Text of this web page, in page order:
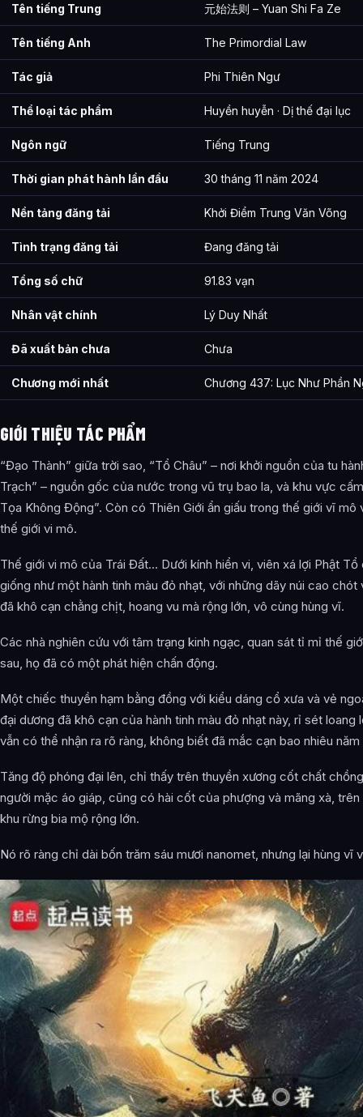
Cảnh giới tu luyện của Nguyên Thủy Pháp Tắc như thế nào?
Nguyên Thủy Pháp Tắc xuất hiện trong tác phẩm nào?
Thông tin về Nguyên Thủy Pháp Tắc được tổng hợp từ đâu?
Tên tiếng Trung 元始法则 – Yuan Shi Fa Ze
Tên tiếng Anh The Primordial Law
Tác giả Phi Thiên Ngư
Thể loại tác phẩm Huyền huyễn · Dị thế đại lục
Ngôn ngữ Tiếng Trung
Thời gian phát hành lần đầu 30 tháng 11 năm 2024
Nền tảng đăng tải Khởi Điểm Trung Văn Võng
Tình trạng đăng tải Đang đăng tải
Tổng số chữ 91.83 vạn
Nhân vật chính Lý Duy Nhất
Đã xuất bản chưa Chưa
Chương mới nhất Chương 437: Lục Như Phần
GIỚI THIỆU TÁC PHẨM
“Đạo Thành” giữa trời sao, “Tổ Châu” – nơi khởi nguồn của tu
Trạch” – nguồn gốc của nước trong vũ trụ bao la, và khu vực
Tọa Không Động”. Còn có Thiên Giới ẩn giấu trong thế giới vĩ mô
thế giới vi mô.
Thế giới vi mô của Trái Đất… Dưới kính hiển vi, viên xá lợi Phật Tổ
giống như một hành tinh màu đỏ nhạt, với những dãy núi cao
đã khô cạn chằng chịt, hoang vu mà rộng lớn, vô cùng hùng vĩ.
Các nhà nghiên cứu với tâm trạng kinh ngạc, quan sát tỉ mỉ thế
sau, họ đã có một phát hiện chấn động.
Một chiếc thuyền hạm bằng đồng với kiểu dáng cổ xưa và vẻ
đại dương đã khô cạn của hành tinh màu đỏ nhạt này, rỉ sét
vẫn có thể nhận ra rõ ràng, không biết đã mắc cạn bao nhiêu năm
Tăng độ phóng đại lên, chỉ thấy trên thuyền xương cốt chất
người mặc áo giáp, cũng có hài cốt của phượng và mãng xà,
khu rừng bia mộ rộng lớn.
Nó rõ ràng chỉ dài bốn trăm sáu mươi nanomet, nhưng lại hùng vĩ